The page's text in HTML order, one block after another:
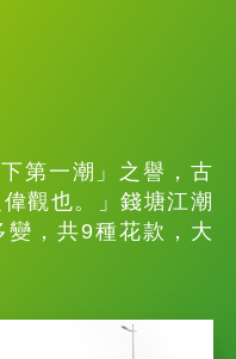
第一潮」之譽，古
觀也。」錢塘江潮
，共9種花款，大